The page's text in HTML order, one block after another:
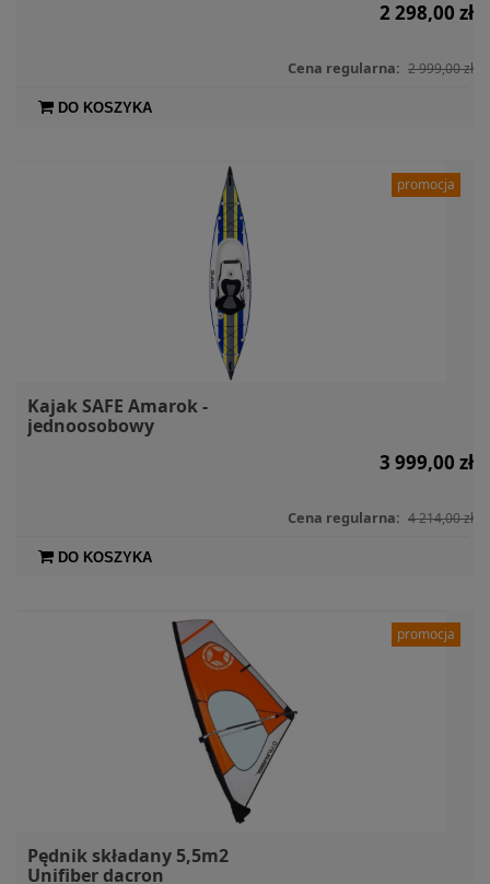
2 298,00 zł
Cena regularna: 2 999,00 zł
DO KOSZYKA
Kajak SAFE Amarok -
jednoosobowy
3 999,00 zł
Cena regularna: 4 214,00 zł
DO KOSZYKA
promocja
Pędnik składany 5,5m2
Unifiber dacron
promocja